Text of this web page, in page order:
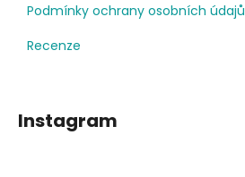
Podmínky ochrany osobních údajů
Recenze
Instagram